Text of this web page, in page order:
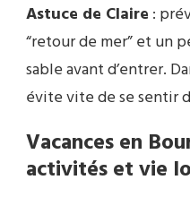
Astuce de Claire :
“retour de mer” et un
sable avant d’entrer.
évite vite de se sentir
Vacances en
activités et vie